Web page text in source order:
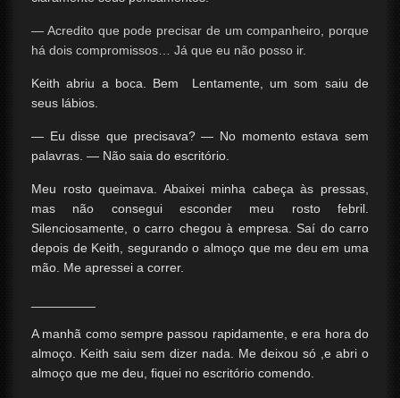
— Acredito que pode precisar de um companheiro, porque
há dois compromissos… Já que eu não posso ir.
Keith abriu a boca. Bem Lentamente, um som saiu de
seus lábios.
— Eu disse que precisava? — No momento estava sem
palavras. — Não saia do escritório.
Meu rosto queimava. Abaixei minha cabeça às pressas,
mas não consegui esconder meu rosto febril.
Silenciosamente, o carro chegou à empresa. Saí do carro
depois de Keith, segurando o almoço que me deu em uma
mão. Me apressei a correr.
A manhã como sempre passou rapidamente, e era hora do
almoço. Keith saiu sem dizer nada. Me deixou só ,e abri o
almoço que me deu, fiquei no escritório comendo.